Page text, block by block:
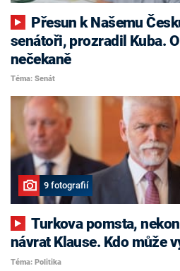
senátoři, prozradil Kuba.
nečekaně
Téma: Senát
9 fotografií
Turkova pomsta, nekonfliktní Havlíček i
návrat Klause. Kdo může
Téma: Politika